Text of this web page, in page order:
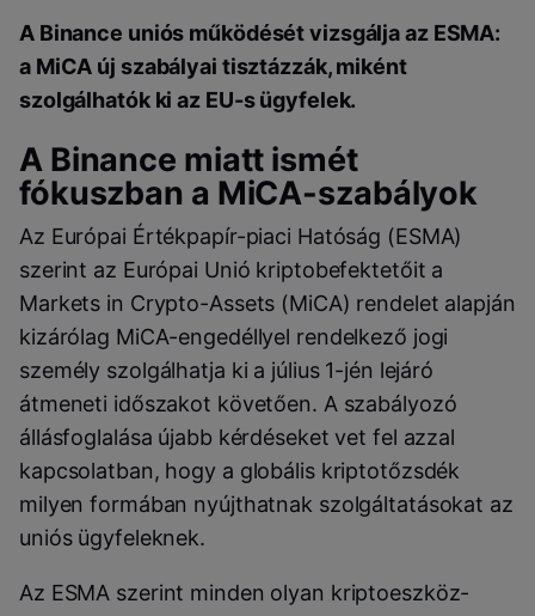
A Binance uniós működését vizsgálja az ESMA:
a MiCA új szabályai tisztázzák, miként
szolgálhatók ki az EU-s ügyfelek.
A Binance miatt ismét
fókuszban a MiCA-szabályok
Az Európai Értékpapír-piaci Hatóság (ESMA)
szerint az Európai Unió kriptobefektetőit a
Markets in Crypto-Assets (MiCA) rendelet alapján
kizárólag MiCA-engedéllyel rendelkező jogi
személy szolgálhatja ki a július 1-jén lejáró
átmeneti időszakot követően. A szabályozó
állásfoglalása újabb kérdéseket vet fel azzal
kapcsolatban, hogy a globális kriptotőzsdék
milyen formában nyújthatnak szolgáltatásokat az
uniós ügyfeleknek.
Az ESMA szerint minden olyan kriptoeszköz-